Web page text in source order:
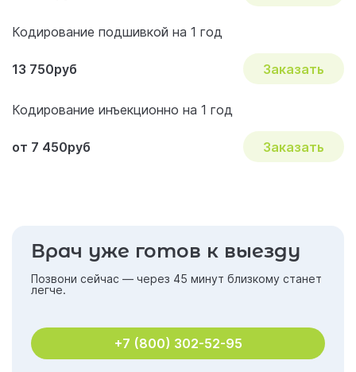
Кодирование подшивкой на 1 год
13 750руб Заказать
Кодирование инъекционно на 1 год
от 7 450руб Заказать
Врач уже готов к выезду
Позвони сейчас — через 45 минут близкому станет
легче.
+7 (800) 302-52-95